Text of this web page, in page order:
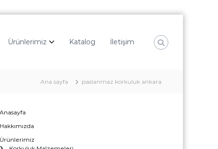
Ürünlerimiz Katalog İletişim
Ana sayfa paslanmaz korkuluk ankara
Anasayfa
Hakkımızda
Ürünlerimiz